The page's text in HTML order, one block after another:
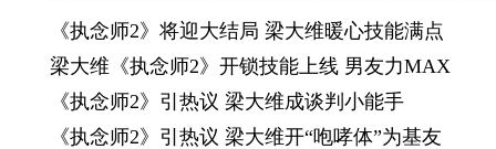
《执念师2》将迎大结局 梁大维暖心技能满点
梁大维《执念师2》开锁技能上线 男友力MAX
《执念师2》引热议 梁大维成谈判小能手
《执念师2》引热议 梁大维开“咆哮体”为基友